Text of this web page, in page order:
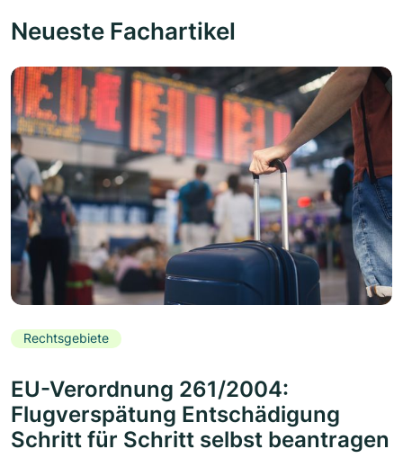
Neueste Fachartikel
Rechtsgebiete
EU-Verordnung 261/2004:
Flugverspätung Entschädigung
Schritt für Schritt selbst beantragen